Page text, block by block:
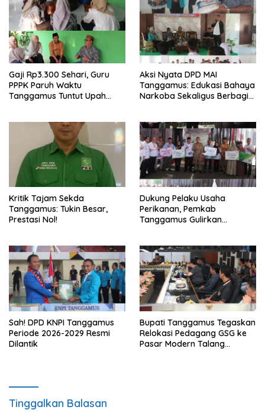
Gaji Rp3.300 Sehari, Guru
PPPK Paruh Waktu
Tanggamus Tuntut Upah
Aksi Nyata DPD MAI
Tanggamus: Edukasi Bahaya
Narkoba Sekaligus Berbagi
Kritik Tajam Sekda
Tanggamus: Tukin Besar,
Prestasi Nol!
Dukung Pelaku Usaha
Perikanan, Pemkab
Tanggamus Gulirkan
Sah! DPD KNPI Tanggamus
Periode 2026-2029 Resmi
Dilantik
Bupati Tanggamus Tegaskan
Relokasi Pedagang GSG ke
Pasar Modern Talang
Tinggalkan Balasan